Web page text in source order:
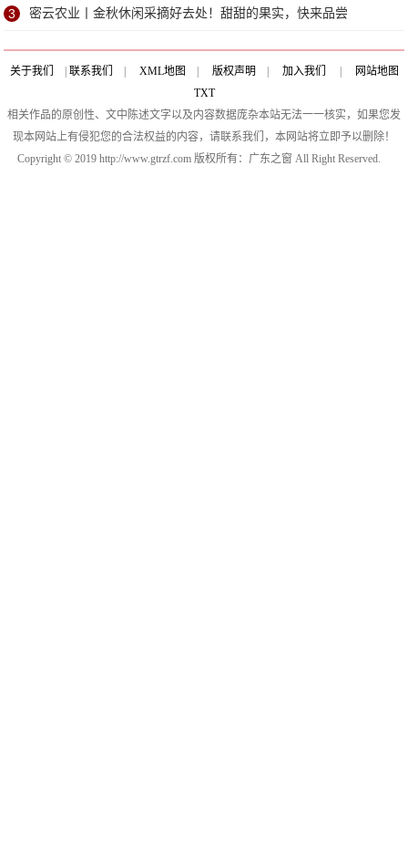
3 密云农业丨金秋休闲采摘好去处！甜甜的果实，快来品尝
关于我们 联系我们 XML地图 版权声明 加入我们
网站地图
TXT
相关作品的原创性、文中陈述文字以及内容数据庞杂本站无法一一核实，如果您发
现本网站上有侵犯您的合法权益的内容，请联系我们，本网站将立即予以删除！
Copyright © 2019 http://www.gtrzf.com 版权所有：广东之窗 All Right Reserved.